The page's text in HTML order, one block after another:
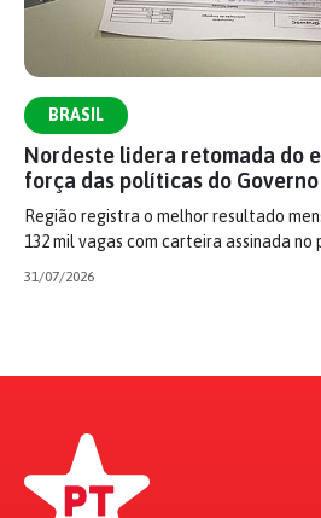
BRASIL
Nordeste lidera retomada do
força das políticas do
Região registra o melhor resultado
132 mil vagas com carteira assinada no
31/07/2026